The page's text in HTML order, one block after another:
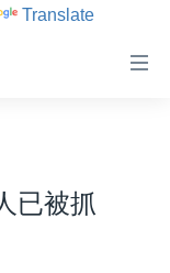
Translate
已被抓